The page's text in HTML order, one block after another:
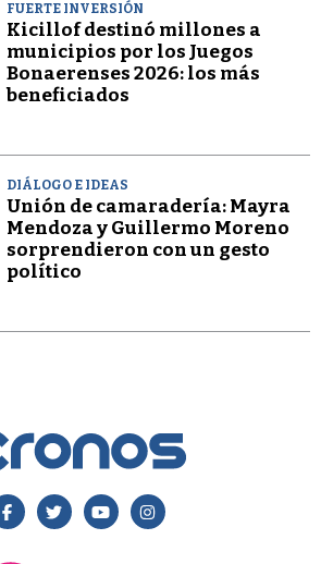
FUERTE INVERSIÓN
Kicillof destinó millones a
municipios por los Juegos
Bonaerenses 2026: los más
beneficiados
DIÁLOGO E IDEAS
Unión de camaradería: Mayra
Mendoza y Guillermo Moreno
sorprendieron con un gesto
político